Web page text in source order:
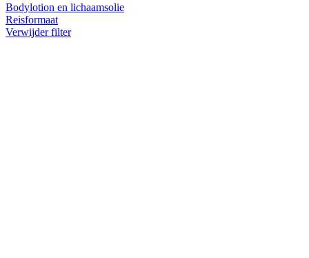
Bodylotion en lichaamsolie
Reisformaat
Verwijder filter